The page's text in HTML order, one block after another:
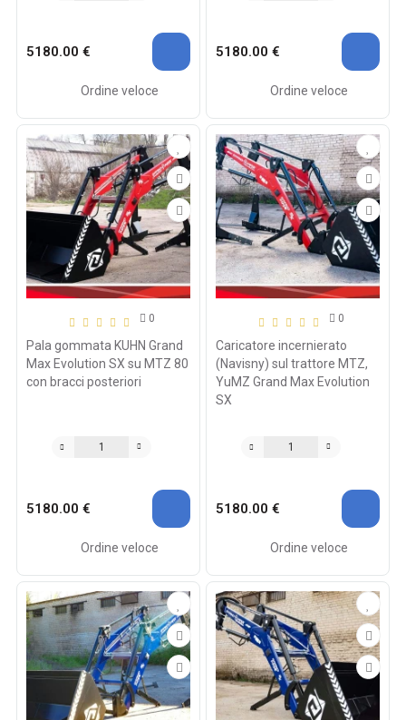
5180.00 €
Ordine veloce
5180.00 €
Ordine veloce
0
Pala gommata KUHN Grand
Max Evolution SX su MTZ 80
con bracci posteriori
5180.00 €
Ordine veloce
0
Caricatore incernierato
(Navisny) sul trattore MTZ,
YuMZ Grand Max Evolution
SX
5180.00 €
Ordine veloce